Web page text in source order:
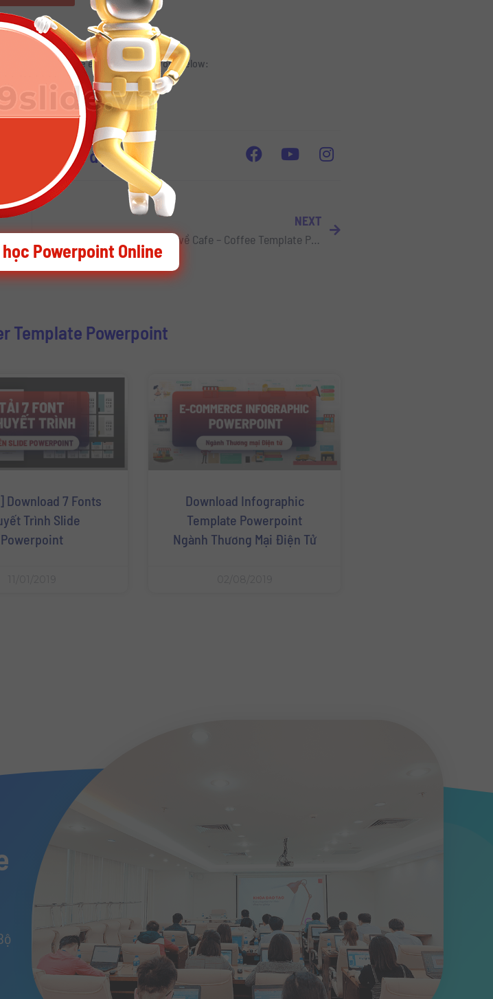
To view it please enter your password below:
đẹp
NEXT
Download Slide Powerpoint về Cafe – Coffee Template Powerpoint
Template Powerpoint
Download 7 Fonts
Trình Slide
Powerpoint
Download Infographic
Template Powerpoint
Ngành Thương Mại Điện Tử
Powerpoint Online